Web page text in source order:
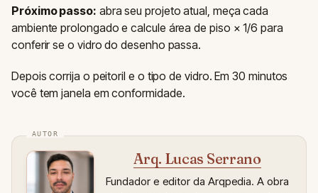
Próximo passo: abra seu projeto atual, meça cada
ambiente prolongado e calcule área de piso × 1/6 para
conferir se o vidro do desenho passa.
Depois corrija o peitoril e o tipo de vidro. Em 30 minutos
você tem janela em conformidade.
Arq. Lucas Serrano
Fundador e editor da Arqpedia. A obra